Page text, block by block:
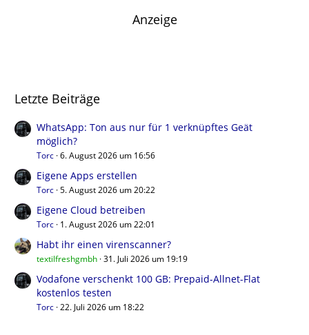
Anzeige
Letzte Beiträge
WhatsApp: Ton aus nur für 1 verknüpftes Geät
möglich?
Torc 6. August 2026 um 16:56
Eigene Apps erstellen
Torc 5. August 2026 um 20:22
Eigene Cloud betreiben
Torc 1. August 2026 um 22:01
Habt ihr einen virenscanner?
textilfreshgmbh 31. Juli 2026 um 19:19
Vodafone verschenkt 100 GB: Prepaid-Allnet-Flat
kostenlos testen
Torc 22. Juli 2026 um 18:22